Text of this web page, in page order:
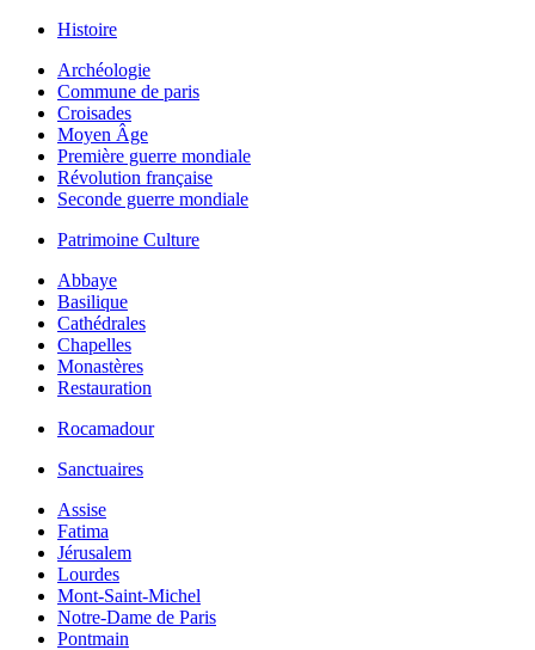
Histoire
Archéologie
Commune de paris
Croisades
Moyen Âge
Première guerre mondiale
Révolution française
Seconde guerre mondiale
Patrimoine Culture
Abbaye
Basilique
Cathédrales
Chapelles
Monastères
Restauration
Rocamadour
Sanctuaires
Assise
Fatima
Jérusalem
Lourdes
Mont-Saint-Michel
Notre-Dame de Paris
Pontmain